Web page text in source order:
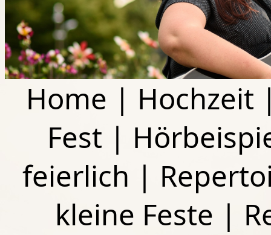
Home | Hochzeit
Fest |
feierlich |
kleine Feste |